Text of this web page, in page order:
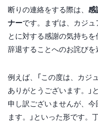
断りの連絡をする際は、 感
ナーです。まずは、カジ
とに対する感謝の気持ち
辞退することへのお詫びを
例えば、「この度は、カジ
ありがとうございます。」
申し訳ございませんが、
ます。」といった形です。